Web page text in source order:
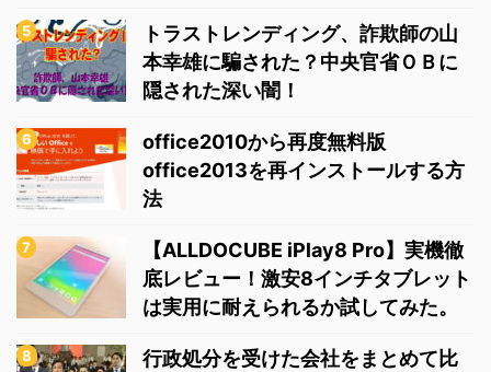
トラストレンディング、詐欺師の山
本幸雄に騙された？中央官省ＯＢに
隠された深い闇！
office2010から再度無料版
office2013を再インストールする方
法
【ALLDOCUBE iPlay8 Pro】実機徹
底レビュー！激安8インチタブレット
は実用に耐えられるか試してみた。
行政処分を受けた会社をまとめて比